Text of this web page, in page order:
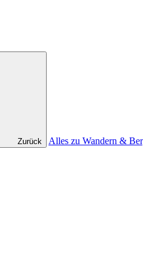
Zurück
Alles zu Wandern &